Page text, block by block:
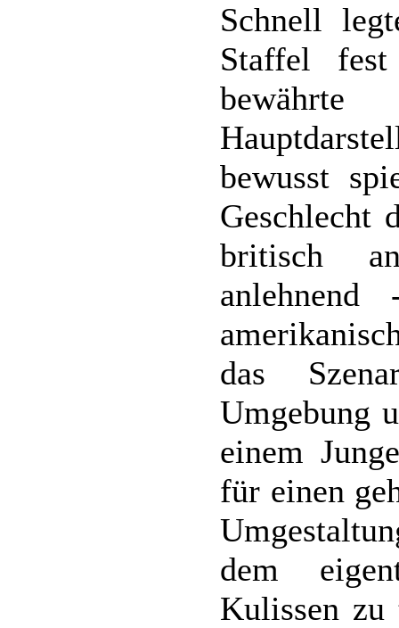
Schnell
Staffel
bewusst
Geschlecht
britisch
das
Umgebung
einem
für einen
dem
Kulissen zu